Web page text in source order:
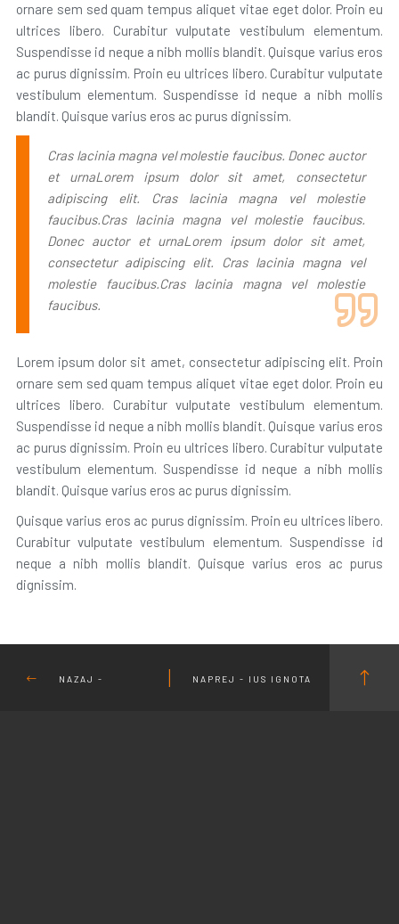
NAZAJ - NAPREJ - IUS IGNOTA
ornare sem sed quam tempus aliquet vitae eget dolor. Proin eu
ultrices libero. Curabitur vulputate vestibulum elementum.
Suspendisse id neque a nibh mollis blandit. Quisque varius eros
ac purus dignissim. Proin eu ultrices libero. Curabitur vulputate
vestibulum elementum. Suspendisse id neque a nibh mollis
blandit. Quisque varius eros ac purus dignissim.
Cras lacinia magna vel molestie faucibus. Donec auctor
et urnaLorem ipsum dolor sit amet, consectetur
adipiscing elit. Cras lacinia magna vel molestie
faucibus.Cras lacinia magna vel molestie faucibus.
Donec auctor et urnaLorem ipsum dolor sit amet,
consectetur adipiscing elit. Cras lacinia magna vel
molestie faucibus.Cras lacinia magna vel molestie
faucibus.
Lorem ipsum dolor sit amet, consectetur adipiscing elit. Proin
ornare sem sed quam tempus aliquet vitae eget dolor. Proin eu
ultrices libero. Curabitur vulputate vestibulum elementum.
Suspendisse id neque a nibh mollis blandit. Quisque varius eros
ac purus dignissim. Proin eu ultrices libero. Curabitur vulputate
vestibulum elementum. Suspendisse id neque a nibh mollis
blandit. Quisque varius eros ac purus dignissim.
Quisque varius eros ac purus dignissim. Proin eu ultrices libero.
Curabitur vulputate vestibulum elementum. Suspendisse id
neque a nibh mollis blandit. Quisque varius eros ac purus
dignissim.